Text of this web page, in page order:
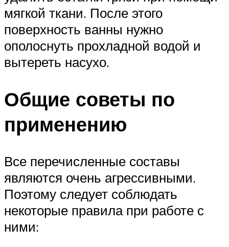
мягкой ткани. После этого
поверхность ванны нужно
ополоснуть прохладной водой и
вытереть насухо.
Общие советы по
применению
Все перечисленные составы
являются очень агрессивными.
Поэтому следует соблюдать
некоторые правила при работе с
ними: